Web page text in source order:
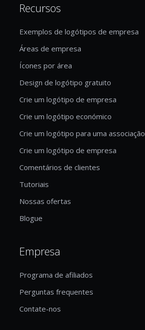
Recursos
Exemplos de logótipos de empresa
Áreas de empresa
Ícones por área
Design de logótipo gratuito
Crie um logótipo de empresa
Crie um logótipo económico
Crie um logótipo para uma associação
Crie um logótipo de empresa
Comentários de clientes
Tutoriais
Nossas ofertas
Blogue
Empresa
Programa de afiliados
Perguntas frequentes
Contate-nos